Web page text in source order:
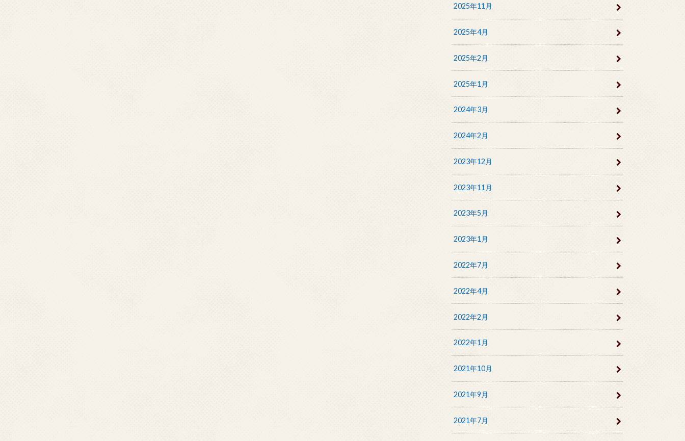
2025年11月
2025年4月
2025年2月
2025年1月
2024年3月
2024年2月
2023年12月
2023年11月
2023年5月
2023年1月
2022年7月
2022年4月
2022年2月
2022年1月
2021年10月
2021年9月
2021年7月